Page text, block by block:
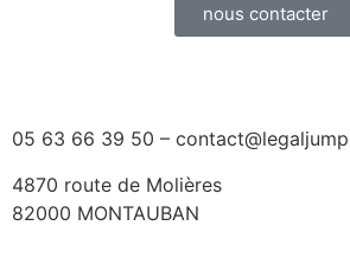
nous contacter
05 63 66 39 50 –
4870 route de Molières
82000 MONTAUBAN